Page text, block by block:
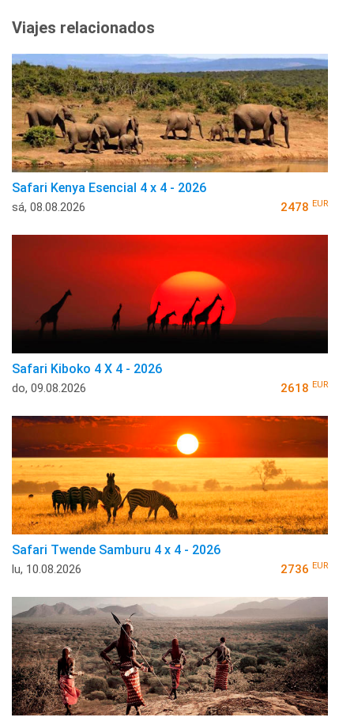
Viajes relacionados
Safari Kenya Esencial 4 x 4 - 2026
sá, 08.08.2026 2478 EUR
Safari Kiboko 4 X 4 - 2026
do, 09.08.2026 2618 EUR
Safari Twende Samburu 4 x 4 - 2026
lu, 10.08.2026 2736 EUR